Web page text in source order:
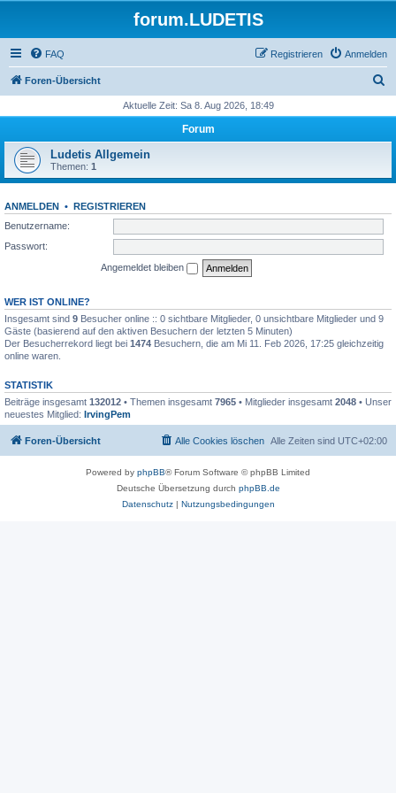
forum.LUDETIS
FAQ Anmelden
Registrieren
Foren-Übersicht
h
Aktuelle Zeit: Sa 8. Aug 2026, 18:49
Forum
Ludetis Allgemein
Themen: 1
ANMELDEN • REGISTRIEREN
Benutzername:
Passwort:
Angemeldet bleiben
WER IST ONLINE?
Insgesamt sind 9 Besucher online :: 0 sichtbare Mitglieder, 0 unsichtbare Mitglieder und 9
Gäste (basierend auf den aktiven Besuchern der letzten 5 Minuten)
Der Besucherrekord liegt bei 1474 Besuchern, die am Mi 11. Feb 2026, 17:25 gleichzeitig
online waren.
STATISTIK
Beiträge insgesamt 132012 • Themen insgesamt 7965 • Mitglieder insgesamt 2048 • Unser
neuestes Mitglied: IrvingPem
Foren-Übersicht Alle Zeiten sind UTC+02:00
Alle Cookies löschen
Powered by phpBB® Forum Software © phpBB Limited
Deutsche Übersetzung durch phpBB.de
Datenschutz| Nutzungsbedingungen